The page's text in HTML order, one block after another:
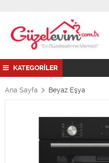
KATEGORİLER
Ana Sayfa Beyaz Eşya